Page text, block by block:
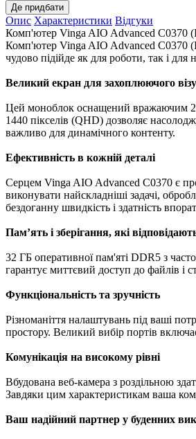
Де придбати
Опис Характеристики Відгуки
Комп'ютер Vinga AIO Advanced C0370
Комп'ютер Vinga AIO Advanced C0370
чудово підійде як для роботи, так і
Великий екран для захоплюючого
Цей моноблок оснащений вражаючим
1440 пікселів (QHD) дозволяє
важливо для динамічного контенту.
Ефективність в кожній деталі
Серцем Vinga AIO Advanced C0370 є
виконувати найскладніші задачі,
бездоганну швидкість і здатність
Пам’ять і зберігання, які
32 ГБ оперативної пам'яті DDR5 з
гарантує миттєвий доступ до файлів і
Функціональність та зручність
Різноманіття налаштувань під ваші
простору. Великий вибір портів
Комунікація на високому рівні
Вбудована веб-камера з роздільною
Завдяки цим характеристикам ваша
Ваш надійний партнер у буденних